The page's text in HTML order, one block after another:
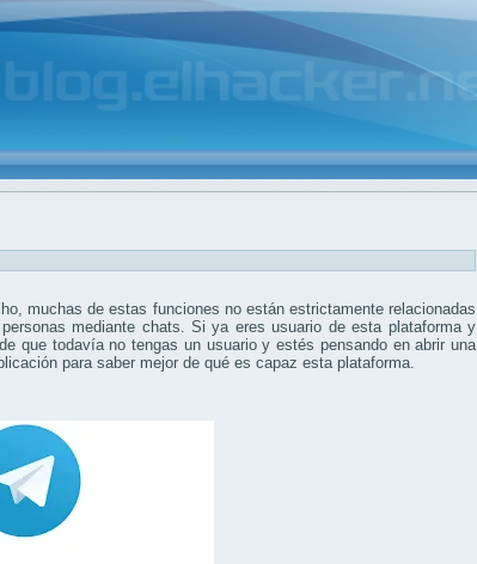
muchas de estas funciones no están estrictamente relacionadas
mediante chats. Si ya eres usuario de esta plataforma y
que todavía no tengas un usuario y estés pensando en abrir una
para saber mejor de qué es capaz esta plataforma.